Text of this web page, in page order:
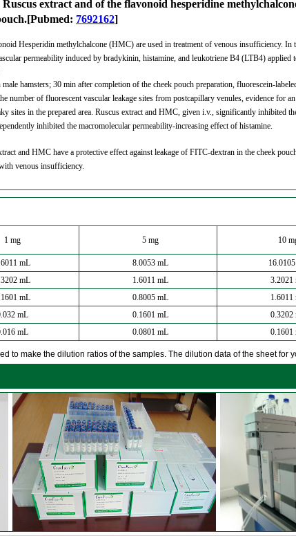
extract and of the flavonoid hesperidine
7692162]
Hesperidin methylchalcone (HMC) are used in treatment of venous insufficiency. In
permeability induced by bradykinin, histamine, and leukotriene B4 (LTB4) applied
hamsters; 30 min after completion of the cheek pouch preparation, fluorescein-
number of fluorescent vascular leakage sites from postcapillary venules, evidence
sites in the prepared area. Ruscus extract and HMC, given i.v., significantly inhibited
inhibited the macromolecular permeability-increasing effect of histamine.
and HMC have a protective effect against leakage of FITC-dextran in the cheek
venous insufficiency.
1 mg 5 mg 10
mL 8.0053 mL
mL 1.6011 mL 3.2021
mL 0.8005 mL 1.6011
mL 0.1601 mL 0.3202
mL 0.0801 mL 0.1601
to make the dilution ratios of the samples. The dilution data of the sheet